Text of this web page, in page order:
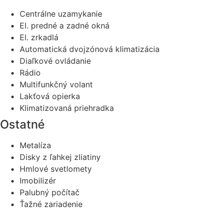
Centrálne uzamykanie
El. predné a zadné okná
El. zrkadlá
Automatická dvojzónová klimatizácia
Diaľkové ovládanie
Rádio
Multifunkčný volant
Lakťová opierka
Klimatizovaná priehradka
Ostatné
Metalíza
Disky z ľahkej zliatiny
Hmlové svetlomety
Imobilizér
Palubný počítač
Ťažné zariadenie